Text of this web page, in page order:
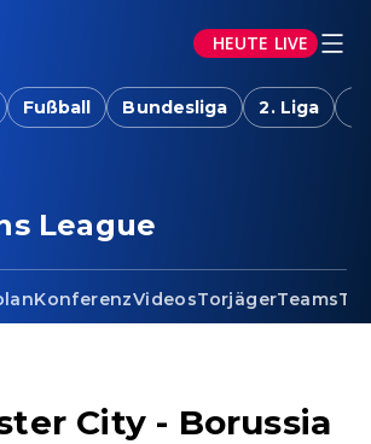
HEUTE LIVE
Fußball Bundesliga 2. Liga
League
KonferenzVideosTorjägerTeams
City - Borussia